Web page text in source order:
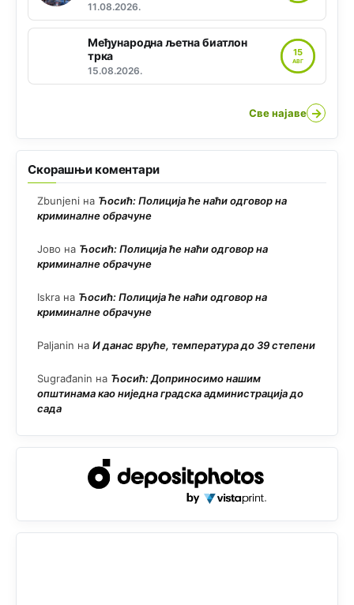
11.08.2026.
Међународна љетна биатлон
трка
15.08.2026.
15
АВГ
Све најаве →
Скорашњи коментари
Zbunjeni на Ћосић: Полиција ће наћи одговор на
криминалне обрачуне
Јово на Ћосић: Полиција ће наћи одговор на
криминалне обрачуне
Iskra на Ћосић: Полиција ће наћи одговор на
криминалне обрачуне
Paljanin на И данас вруће, температура до 39 степени
Sugrađanin на Ћосић: Доприносимо нашим
општинама као ниједна градска администрација до
сада